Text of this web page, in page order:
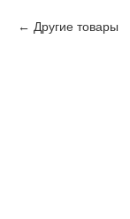
Другие товары